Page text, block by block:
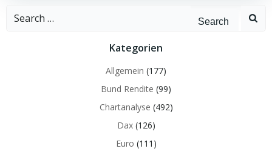
Search
Kategorien
Allgemein (177)
Bund Rendite (99)
Chartanalyse (492)
Dax(126)
Euro (111)